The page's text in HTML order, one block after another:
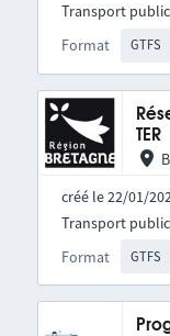
Format GTFS
Transport
TER
créé le 22/01/
Format GTFS
Transport